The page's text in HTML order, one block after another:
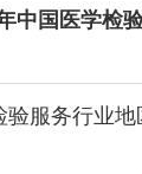
中国医学检
验服务行业